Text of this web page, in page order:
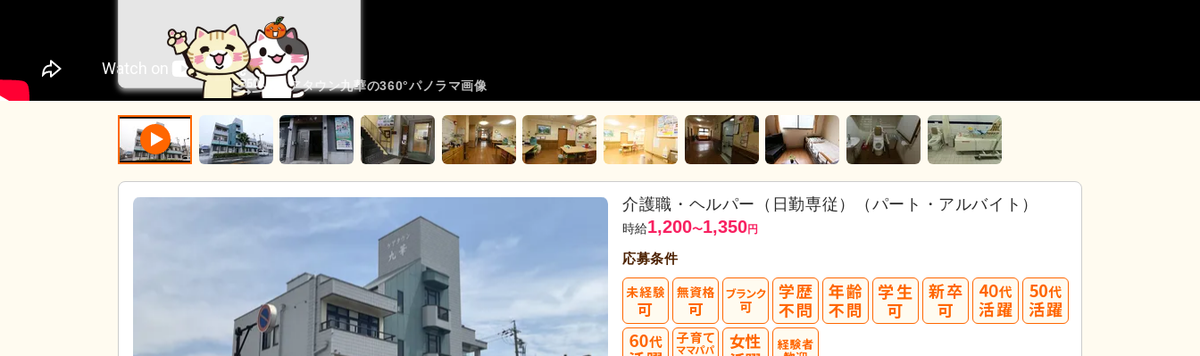
ケアタウン九華の360°パノラマ画像
介護職・ヘルパー（日勤専従）（パート・アルバイト）
時給1,200〜1,350円
応募条件